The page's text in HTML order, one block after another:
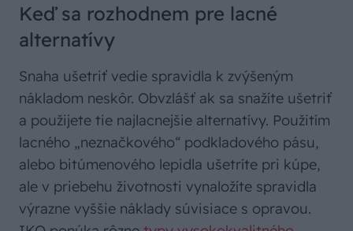
Keď sa rozhodnem pre lacné
alternatívy
Snaha ušetriť vedie spravidla k zvýšeným
nákladom neskôr. Obvzlášť ak sa snažíte ušetriť
a použijete tie najlacnejšie alternatívy. Použitím
lacného „neznačkového“ podkladového pásu,
alebo bitúmenového lepidla ušetríte pri kúpe,
ale v priebehu životnosti vynaložíte spravidla
výrazne vyššie náklady súvisiace s opravou.